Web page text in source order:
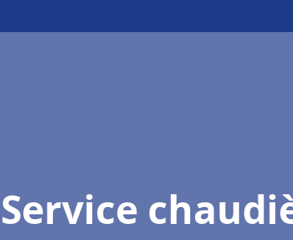
Service